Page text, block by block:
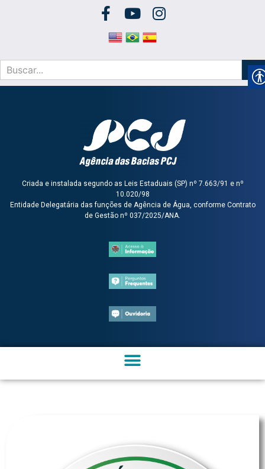
Criada e instalada segundo as Leis Estaduais (SP) nº 7.663/91 e nº
10.020/98
Entidade Delegatária das funções de Agência de Água, conforme Contrato
de Gestão nº 037/2025/ANA.